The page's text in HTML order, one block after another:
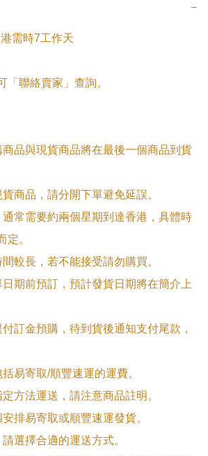
−
需時7工作天
「聯絡賣家」查詢。
品與現貨商品將在最後一個商品到貨
商品，請分開下單避免延誤。
常需要約兩個星期到達香港，具體時
定。
較長，若不能接受請勿購買。
期前預訂，預計發貨日期將在簡介上
訂金預購，待到貨後通知支付尾款，
易寄取/順豐速運的運費。
方法運送，請注意商品註明。
排易寄取或順豐速運發貨。
選擇合適的運送方式。